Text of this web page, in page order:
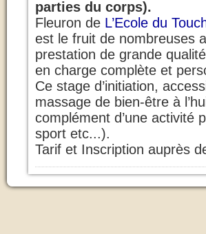
parties du corps).
Fleuron de L’Ecole du
est le fruit de nombreuses
prestation de grande
en charge complète et
Ce stage d’initiation,
massage de bien-être à
complément d’une activité
sport etc...).
Tarif et Inscription auprès